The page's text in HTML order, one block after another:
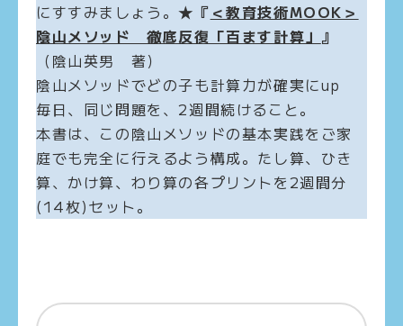
にすすみましょう。★『 ＜教育技術MOOK＞
陰山メソッド 徹底反復「百ます計算」 』
（陰山英男 著）
陰山メソッドでどの子も計算力が確実にup
毎日、同じ問題を、2週間続けること。
本書は、この陰山メソッドの基本実践をご家
庭でも完全に行えるよう構成。たし算、ひき
算、かけ算、わり算の各プリントを2週間分
(14枚)セット。